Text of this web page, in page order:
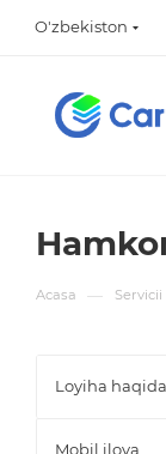
O'zbekiston
Acasa — Servicii
Loyiha haqida
Mobil ilova